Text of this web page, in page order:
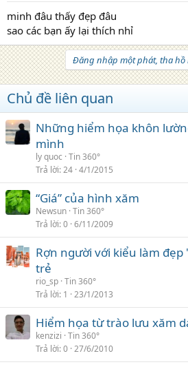
minh đâu thấy đẹp đâu
sao các bạn ấy lại thích nhỉ
Đăng nhập một phát, tha
Chủ đề liên quan
Những hiểm họa khôn
mình
ly quoc Tin 360°
Trả lời 24 4/1/2015
“Giá” của hình xăm
Newsun Tin 360°
Trả lời 0 6/11/2009
Rợn người với kiểu làm
trẻ
rio_sp Tin 360°
Trả lời 1 23/1/2013
Hiểm họa từ trào lưu xăm
kenzizi Tin 360°
Trả lời 0 27/6/2010